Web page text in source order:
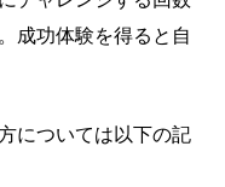
成功体験を得ると自
については以下の記